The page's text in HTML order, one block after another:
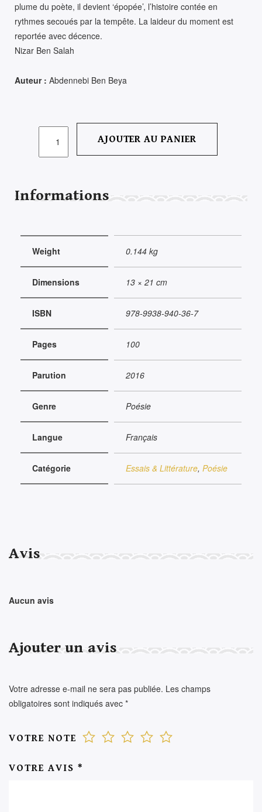
plume du poète, il devient ‘épopée’, l’histoire contée en
rythmes secoués par la tempête. La laideur du moment est
reportée avec décence.
Nizar Ben Salah
Auteur : Abdennebi Ben Beya
AJOUTER AU PANIER
Informations
Weight 0.144 kg
Dimensions 13 × 21 cm
ISBN 978-9938-940-36-7
Pages 100
Parution 2016
Genre Poésie
Langue Français
Catégorie Essais & Littérature, Poésie
Avis
Aucun avis
Ajouter un avis
Votre adresse e-mail ne sera pas publiée. Les champs
obligatoires sont indiqués avec *
VOTRE NOTE
VOTRE AVIS *